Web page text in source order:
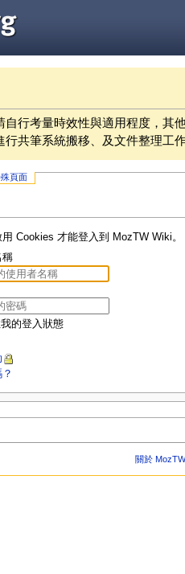
自行考量時效性與適用程度，其
行共筆系統搬移、及文件整理工
頁面
Cookies 才能登入到 MozTW Wiki。
稱
的登入狀態
關於